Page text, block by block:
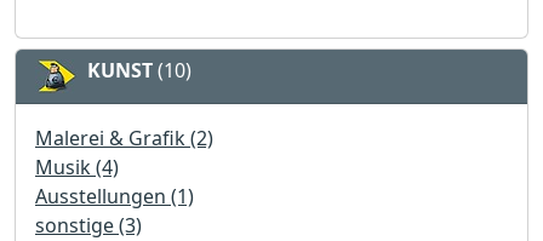
KUNST(10)
Malerei & Grafik (2)
Musik (4)
Ausstellungen (1)
sonstige (3)